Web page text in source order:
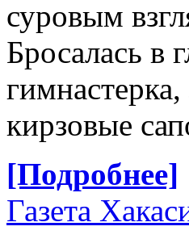
суровым
Бросалась в
кирзовые
[Подробнее]
Газета